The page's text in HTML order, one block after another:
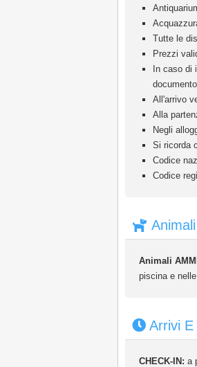
Tutte le
Prezzi
In caso
All'arrivo
Alla
Negli
Si ricorda
Codice
Codice
Animali
Animali
piscina e
Arrivi
CHECK-IN: a